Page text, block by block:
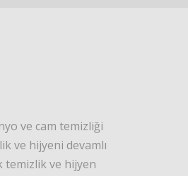
ve cam temizliği
ve hijyeni devamlı
temizlik ve hijyen